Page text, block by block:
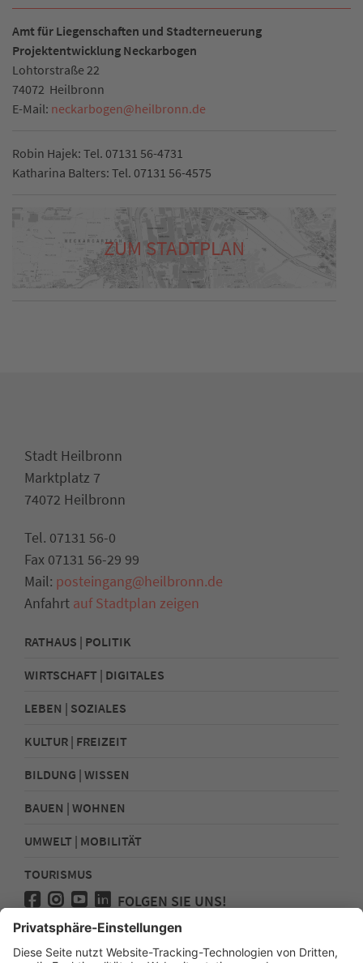
Amt für Liegenschaften und Stadterneuerung
Projektentwicklung Neckarbogen
Lohtorstraße 22
74072 Heilbronn
E-Mail: neckarbogen@heilbronn.de
Robin Hajek: Tel. 07131 56-4731
Katharina Balters: Tel. 07131 56-4575
ZUM STADTPLAN
Stadt Heilbronn
Marktplatz 7
74072 Heilbronn
Tel. 07131 56-0
Fax 07131 56-29 99
Mail: posteingang@heilbronn.de
Anfahrt auf Stadtplan zeigen
RATHAUS | POLITIK
WIRTSCHAFT | DIGITALES
LEBEN | SOZIALES
KULTUR | FREIZEIT
BILDUNG | WISSEN
BAUEN | WOHNEN
UMWELT | MOBILITÄT
TOURISMUS
FOLGEN SIE UNS!
Presse